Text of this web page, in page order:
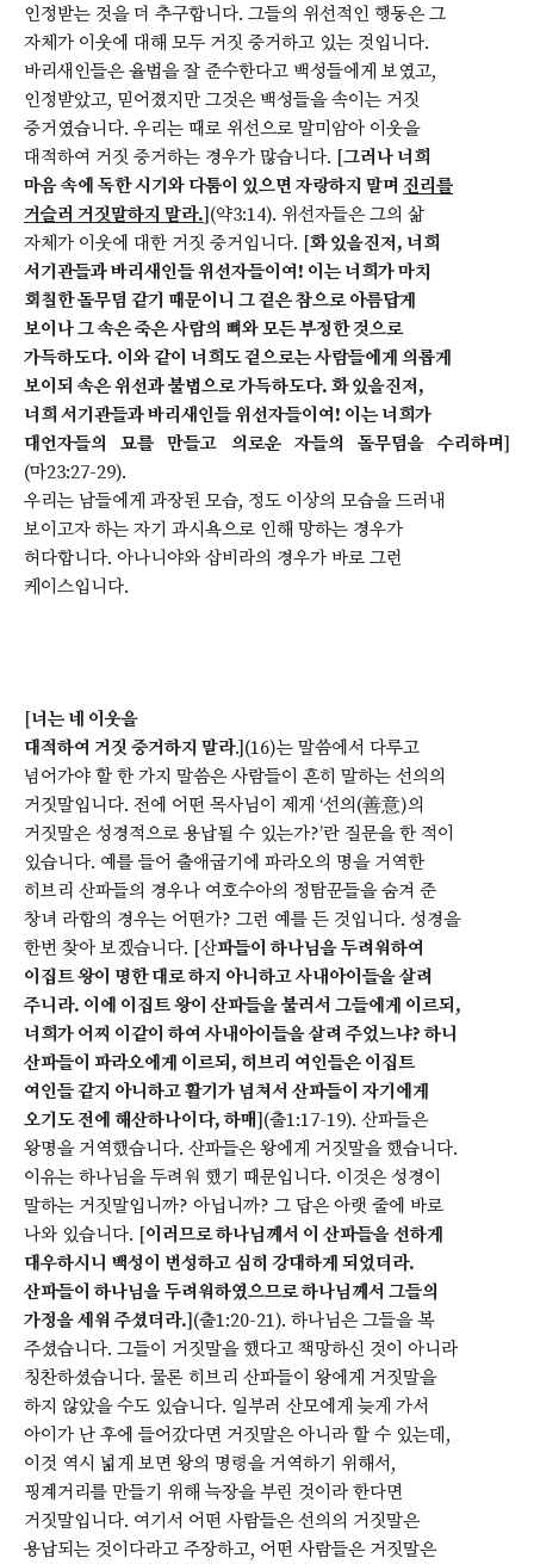
인정받는 것을 더 추구합니다. 그들의 위선적인 행동은 그
자체가 이웃에 대해 모두 거짓 증거하고 있는 것입니다.
바리새인들은 율법을 잘 준수한다고 백성들에게 보였고,
인정받았고, 믿어졌지만 그것은 백성들을 속이는 거짓
증거였습니다. 우리는 때로 위선으로 말미암아 이웃을
대적하여 거짓 증거하는 경우가 많습니다. [그러나 너희
마음 속에 독한 시기와 다툼이 있으면 자랑하지 말며 진리를
거슬러 거짓말하지 말라.](약3:14). 위선자들은 그의 삶
자체가 이웃에 대한 거짓 증거입니다. [화 있을진저, 너희
서기관들과 바리새인들 위선자들이여! 이는 너희가 마치
회칠한 돌무덤 같기 때문이니 그 겉은 참으로 아름답게
보이나 그 속은 죽은 사람의 뼈와 모든 부정한 것으로
가득하도다. 이와 같이 너희도 겉으로는 사람들에게 의롭게
보이되 속은 위선과 불법으로 가득하도다. 화 있을진저,
너희 서기관들과 바리새인들 위선자들이여! 이는 너희가
대언자들의 묘를 만들고 의로운 자들의 돌무덤을 수리하며]
(마23:27-29).
우리는 남들에게 과장된 모습, 정도 이상의 모습을 드러내
보이고자 하는 자기 과시욕으로 인해 망하는 경우가
허다합니다. 아나니야와 삽비라의 경우가 바로 그런
케이스입니다.
[너는 네 이웃을
대적하여 거짓 증거하지 말라.](16)는 말씀에서 다루고
넘어가야 할 한 가지 말씀은 사람들이 흔히 말하는 선의의
거짓말입니다. 전에 어떤 목사님이 제게 ‘선의(善意)의
거짓말은 성경적으로 용납될 수 있는가?’란 질문을 한 적이
있습니다. 예를 들어 출애굽기에 파라오의 명을 거역한
히브리 산파들의 경우나 여호수아의 정탐꾼들을 숨겨 준
창녀 라합의 경우는 어떤가? 그런 예를 든 것입니다. 성경을
한번 찾아 보겠습니다. [산파들이 하나님을 두려워하여
이집트 왕이 명한 대로 하지 아니하고 사내아이들을 살려
주니라. 이에 이집트 왕이 산파들을 불러서 그들에게 이르되,
너희가 어찌 이같이 하여 사내아이들을 살려 주었느냐? 하니
산파들이 파라오에게 이르되, 히브리 여인들은 이집트
여인들 같지 아니하고 활기가 넘쳐서 산파들이 자기에게
오기도 전에 해산하나이다, 하매](출1:17-19). 산파들은
왕명을 거역했습니다. 산파들은 왕에게 거짓말을 했습니다.
이유는 하나님을 두려워 했기 때문입니다. 이것은 성경이
말하는 거짓말입니까? 아닙니까? 그 답은 아랫 줄에 바로
나와 있습니다. [이러므로 하나님께서 이 산파들을 선하게
대우하시니 백성이 번성하고 심히 강대하게 되었더라.
산파들이 하나님을 두려워하였으므로 하나님께서 그들의
가정을 세워 주셨더라.](출1:20-21). 하나님은 그들을 복
주셨습니다. 그들이 거짓말을 했다고 책망하신 것이 아니라
칭찬하셨습니다. 물론 히브리 산파들이 왕에게 거짓말을
하지 않았을 수도 있습니다. 일부러 산모에게 늦게 가서
아이가 난 후에 들어갔다면 거짓말은 아니라 할 수 있는데,
이것 역시 넓게 보면 왕의 명령을 거역하기 위해서,
핑계거리를 만들기 위해 늑장을 부린 것이라 한다면
거짓말입니다. 여기서 어떤 사람들은 선의의 거짓말은
용납되는 것이다라고 주장하고, 어떤 사람들은 거짓말은